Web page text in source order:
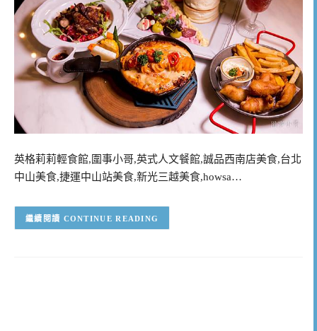
英格莉莉輕食館,圍事小哥,英式人文餐館,誠品西南店美食,台北
中山美食,捷運中山站美食,新光三越美食,howsa…
CONTINUE READING